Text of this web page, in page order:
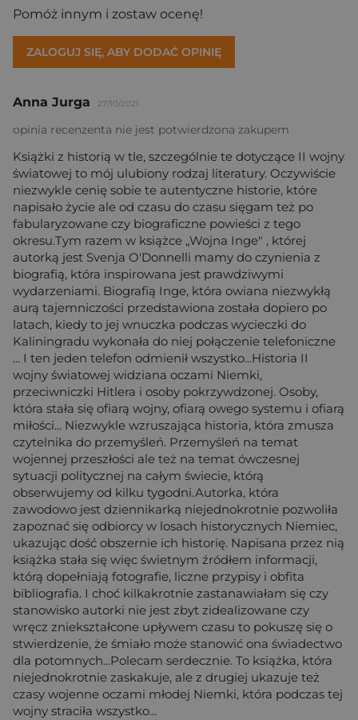
Pomóż innym i zostaw ocenę!
ZALOGUJ SIĘ, ABY DODAĆ OPINIĘ
Anna Jurga 27/10/2021
opinia recenzenta nie jest potwierdzona zakupem
Książki z historią w tle, szczególnie te dotyczące II wojny
światowej to mój ulubiony rodzaj literatury. Oczywiście
niezwykle cenię sobie te autentyczne historie, które
napisało życie ale od czasu do czasu sięgam też po
fabularyzowane czy biograficzne powieści z tego
okresu.Tym razem w książce „Wojna Inge" , której
autorką jest Svenja O'Donnelli mamy do czynienia z
biografią, która inspirowana jest prawdziwymi
wydarzeniami. Biografią Inge, która owiana niezwykłą
aurą tajemniczości przedstawiona została dopiero po
latach, kiedy to jej wnuczka podczas wycieczki do
Kaliningradu wykonała do niej połączenie telefoniczne
... I ten jeden telefon odmienił wszystko...Historia II
wojny światowej widziana oczami Niemki,
przeciwniczki Hitlera i osoby pokrzywdzonej. Osoby,
która stała się ofiarą wojny, ofiarą owego systemu i ofiarą
miłości... Niezwykle wzruszająca historia, która zmusza
czytelnika do przemyśleń. Przemyśleń na temat
wojennej przeszłości ale też na temat ówczesnej
sytuacji politycznej na całym świecie, którą
obserwujemy od kilku tygodni.Autorka, która
zawodowo jest dziennikarką niejednokrotnie pozwoliła
zapoznać się odbiorcy w losach historycznych Niemiec,
ukazując dość obszernie ich historię. Napisana przez nią
książka stała się więc świetnym źródłem informacji,
którą dopełniają fotografie, liczne przypisy i obfita
bibliografia. I choć kilkakrotnie zastanawiałam się czy
stanowisko autorki nie jest zbyt zidealizowane czy
wręcz zniekształcone upływem czasu to pokuszę się o
stwierdzenie, że śmiało może stanowić ona świadectwo
dla potomnych...Polecam serdecznie. To książka, która
niejednokrotnie zaskakuje, ale z drugiej ukazuje też
czasy wojenne oczami młodej Niemki, która podczas tej
wojny straciła wszystko...